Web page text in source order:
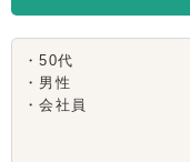
・50代
・男性
・会社員